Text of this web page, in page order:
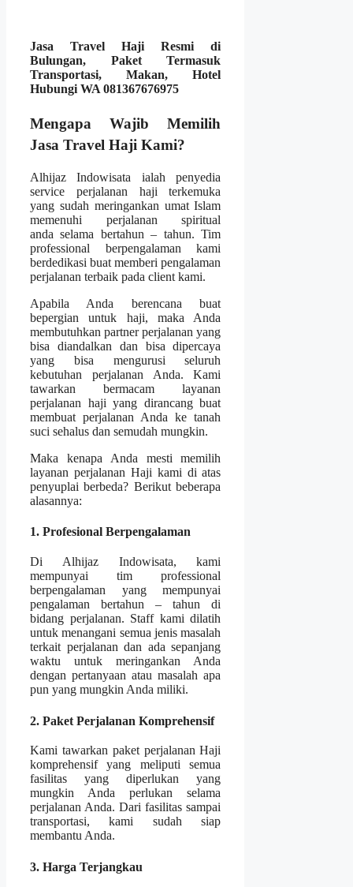
Jasa Travel Haji Resmi di
Bulungan, Paket Termasuk
Transportasi, Makan, Hotel
Hubungi WA 081367676975
Mengapa Wajib Memilih
Jasa Travel Haji Kami?
Alhijaz Indowisata ialah penyedia
service perjalanan haji terkemuka
yang sudah meringankan umat Islam
memenuhi perjalanan spiritual
anda selama bertahun – tahun. Tim
professional berpengalaman kami
berdedikasi buat memberi pengalaman
perjalanan terbaik pada client kami.
Apabila Anda berencana buat
bepergian untuk haji, maka Anda
membutuhkan partner perjalanan yang
bisa diandalkan dan bisa dipercaya
yang bisa mengurusi seluruh
kebutuhan perjalanan Anda. Kami
tawarkan bermacam layanan
perjalanan haji yang dirancang buat
membuat perjalanan Anda ke tanah
suci sehalus dan semudah mungkin.
Maka kenapa Anda mesti memilih
layanan perjalanan Haji kami di atas
penyuplai berbeda? Berikut beberapa
alasannya:
1. Profesional Berpengalaman
Di Alhijaz Indowisata, kami
mempunyai tim professional
berpengalaman yang mempunyai
pengalaman bertahun – tahun di
bidang perjalanan. Staff kami dilatih
untuk menangani semua jenis masalah
terkait perjalanan dan ada sepanjang
waktu untuk meringankan Anda
dengan pertanyaan atau masalah apa
pun yang mungkin Anda miliki.
2. Paket Perjalanan Komprehensif
Kami tawarkan paket perjalanan Haji
komprehensif yang meliputi semua
fasilitas yang diperlukan yang
mungkin Anda perlukan selama
perjalanan Anda. Dari fasilitas sampai
transportasi, kami sudah siap
membantu Anda.
3. Harga Terjangkau